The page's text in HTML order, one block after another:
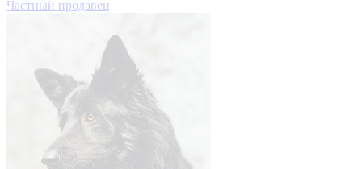
Частный продавец